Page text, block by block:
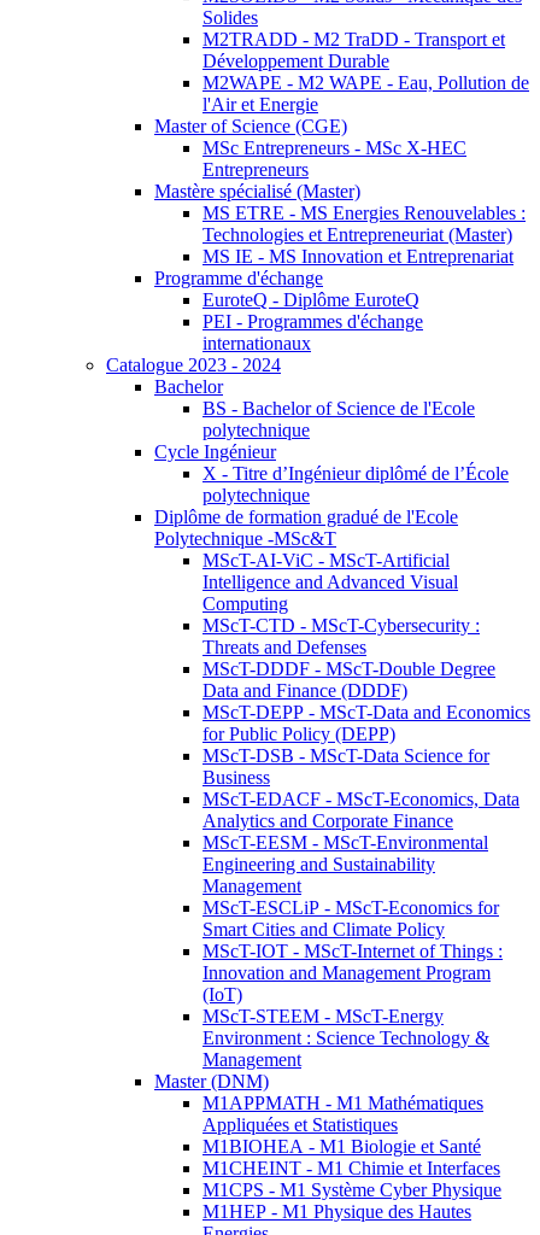
Solides
M2TRADD - M2 TraDD - Transport et
Développement Durable
M2WAPE - M2 WAPE - Eau, Pollution de
l'Air et Energie
Master of Science (CGE)
MSc Entrepreneurs - MSc X-HEC
Entrepreneurs
Mastère spécialisé (Master)
MS ETRE - MS Energies Renouvelables :
Technologies et Entrepreneuriat (Master)
MS IE - MS Innovation et Entreprenariat
Programme d'échange
EuroteQ - Diplôme EuroteQ
PEI - Programmes d'échange
internationaux
Catalogue 2023 - 2024
Bachelor
BS - Bachelor of Science de l'Ecole
polytechnique
Cycle Ingénieur
X - Titre d’Ingénieur diplômé de l’École
polytechnique
Diplôme de formation gradué de l'Ecole
Polytechnique -MSc&T
MScT-AI-ViC - MScT-Artificial
Intelligence and Advanced Visual
Computing
MScT-CTD - MScT-Cybersecurity :
Threats and Defenses
MScT-DDDF - MScT-Double Degree
Data and Finance (DDDF)
MScT-DEPP - MScT-Data and Economics
for Public Policy (DEPP)
MScT-DSB - MScT-Data Science for
Business
MScT-EDACF - MScT-Economics, Data
Analytics and Corporate Finance
MScT-EESM - MScT-Environmental
Engineering and Sustainability
Management
MScT-ESCLiP - MScT-Economics for
Smart Cities and Climate Policy
MScT-IOT - MScT-Internet of Things :
Innovation and Management Program
(IoT)
MScT-STEEM - MScT-Energy
Environment : Science Technology &
Management
Master (DNM)
M1APPMATH - M1 Mathématiques
Appliquées et Statistiques
M1BIOHEA - M1 Biologie et Santé
M1CHEINT - M1 Chimie et Interfaces
M1CPS - M1 Système Cyber Physique
M1HEP - M1 Physique des Hautes